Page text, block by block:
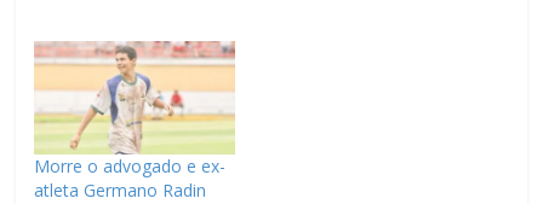
Morre o advogado e ex-
atleta Germano Radin